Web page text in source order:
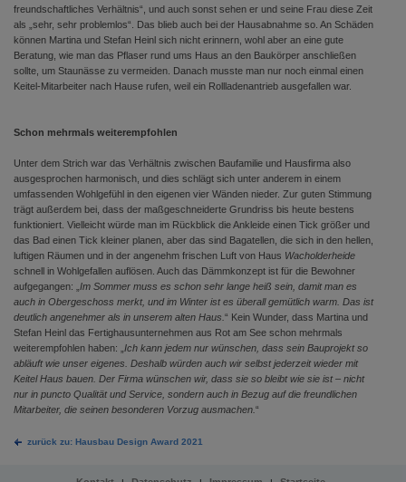
freundschaftliches Verhältnis“, und auch sonst sehen er und seine Frau diese Zeit
als „sehr, sehr problemlos“. Das blieb auch bei der Hausabnahme so. An Schäden
können Martina und Stefan Heinl sich nicht erinnern, wohl aber an eine gute
Beratung, wie man das Pflaser rund ums Haus an den Baukörper anschließen
sollte, um Staunässe zu vermeiden. Danach musste man nur noch einmal einen
Keitel-Mitarbeiter nach Hause rufen, weil ein Rollladenantrieb ausgefallen war.
Schon mehrmals weiterempfohlen
Unter dem Strich war das Verhältnis zwischen Baufamilie und Hausfirma also
ausgesprochen harmonisch, und dies schlägt sich unter anderem in einem
umfassenden Wohlgefühl in den eigenen vier Wänden nieder. Zur guten Stimmung
trägt außerdem bei, dass der maßgeschneiderte Grundriss bis heute bestens
funktioniert. Vielleicht würde man im Rückblick die Ankleide einen Tick größer und
das Bad einen Tick kleiner planen, aber das sind Bagatellen, die sich in den hellen,
luftigen Räumen und in der angenehm frischen Luft von Haus Wacholderheide
schnell in Wohlgefallen auflösen. Auch das Dämmkonzept ist für die Bewohner
aufgegangen: „ Im Sommer muss es schon sehr lange heiß sein, damit man es
auch in Obergeschoss merkt, und im Winter ist es überall gemütlich warm. Das ist
deutlich angenehmer als in unserem alten Haus. “ Kein Wunder, dass Martina und
Stefan Heinl das Fertighausunternehmen aus Rot am See schon mehrmals
weiterempfohlen haben: „ Ich kann jedem nur wünschen, dass sein Bauprojekt so
abläuft wie unser eigenes. Deshalb würden auch wir selbst jederzeit wieder mit
Keitel Haus bauen. Der Firma wünschen wir, dass sie so bleibt wie sie ist – nicht
nur in puncto Qualität und Service, sondern auch in Bezug auf die freundlichen
Mitarbeiter, die seinen besonderen Vorzug ausmachen. “
zurück zu: Hausbau Design Award 2021